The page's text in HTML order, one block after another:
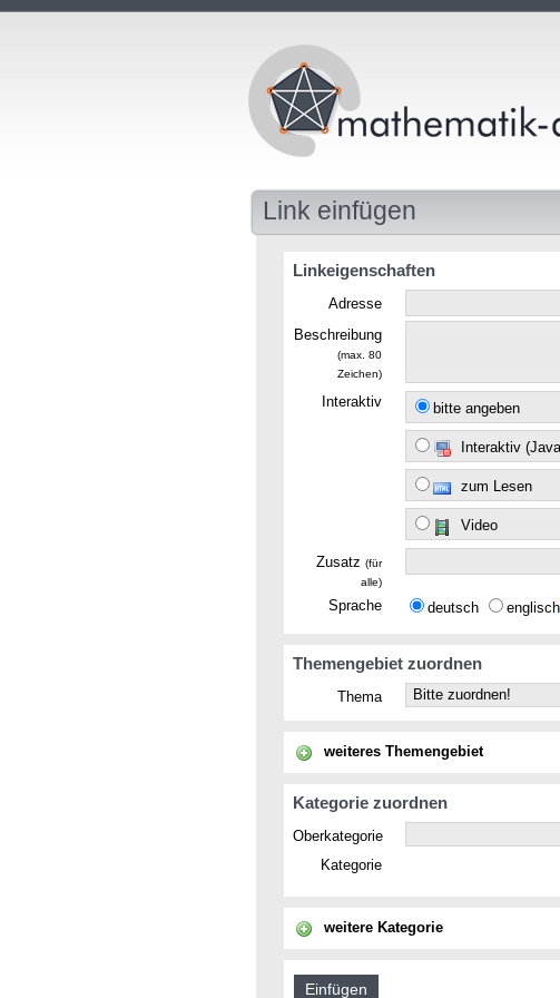
Link einfügen
Linkeigenschaften
Adresse
Beschreibung
(max. 80
Zeichen)
Interaktiv bitte angeben
Interaktiv
zum Lesen
Video
Zusatz (für
alle)
Sprache deutsch englisch
Themengebiet zuordnen
Thema
weiteres Themengebiet
Kategorie zuordnen
Oberkategorie
Kategorie
weitere Kategorie